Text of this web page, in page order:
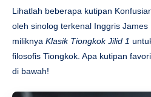
Lihatlah beberapa kutipan
oleh sinolog terkenal Inggris
miliknya Klasik Tiongkok Jilid 1
filosofis Tiongkok. Apa kutipan
di bawah!